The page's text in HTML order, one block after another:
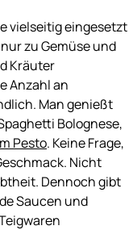
vielseitig eingesetzt
zu Gemüse und
Kräuter
Anzahl an
Man genießt
Bolognese,
Pesto. Keine Frage,
Nicht
Dennoch gibt
Saucen und